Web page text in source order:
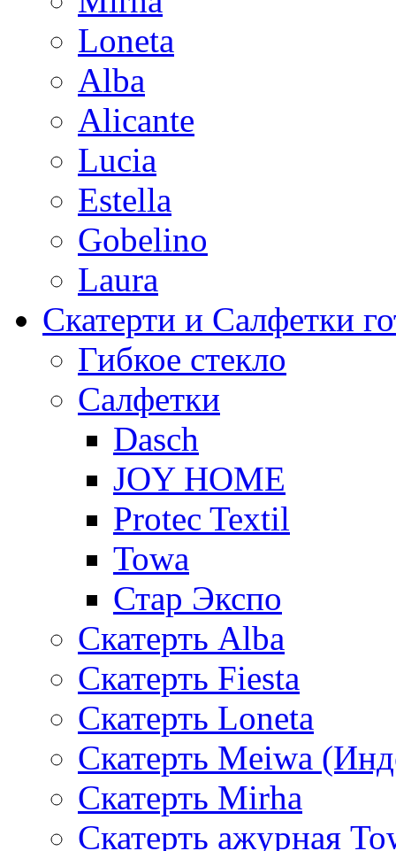
Loneta
Alba
Alicante
Lucia
Estella
Gobelino
Laura
Скатерти и Салфетки
Гибкое стекло
Салфетки
Dasch
JOY HOME
Protec Textil
Towa
Стар Экспо
Скатерть Alba
Скатерть Fiesta
Скатерть Loneta
Скатерть Meiwa
Скатерть Mirha
Скатерть ажурная